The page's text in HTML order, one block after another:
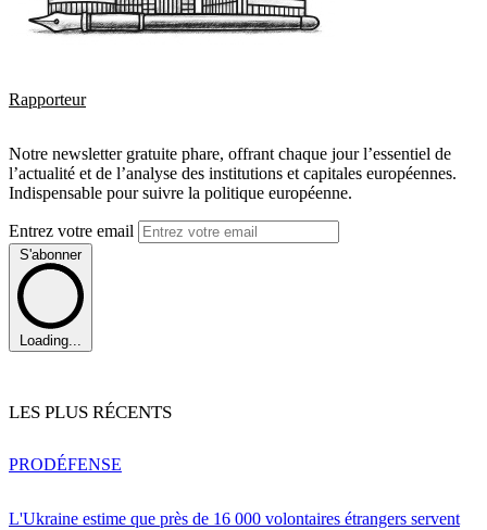
Rapporteur
Notre newsletter gratuite phare, offrant chaque jour l’essentiel de
l’actualité et de l’analyse des institutions et capitales européennes.
Indispensable pour suivre la politique européenne.
Entrez votre email
S'abonner
Loading...
LES PLUS RÉCENTS
L'Ukraine estime que près de 16 000 volontaires étrangers servent
PRODÉFENSE